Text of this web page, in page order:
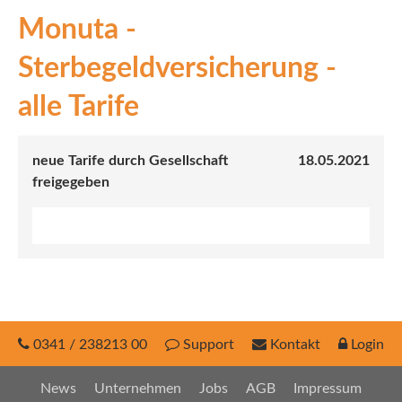
INEX
Sach
Leben
Investment
Monuta -
Sterbegeldversicherung -
alle Tarife
18.05.2021
neue Tarife durch Gesellschaft
freigegeben
0341 / 238213 00 Support Kontakt Login
News Unternehmen Jobs AGB Impressum